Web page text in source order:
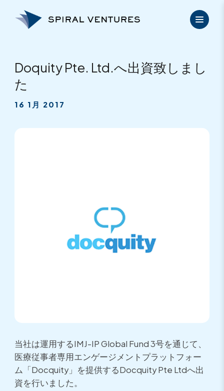
Doquity Pte. Ltd.へ出資致しまし
た
16 1月 2017
当社は運用するIMJ-IP Global Fund 3号を通じて、
医療従事者専用エンゲージメントプラットフォー
ム「Docquity」を提供するDocquity Pte Ltdへ出
資を行いました。